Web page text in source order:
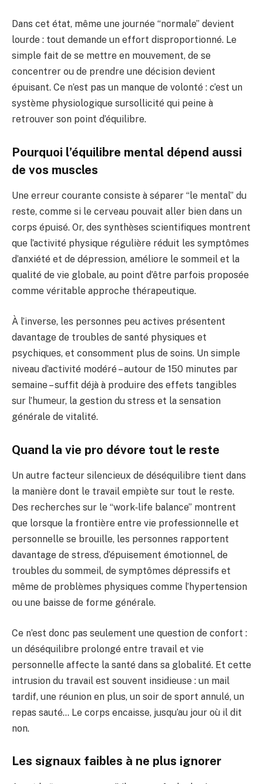
Dans cet état, même une journée “normale” devient
lourde : tout demande un effort disproportionné. Le
simple fait de se mettre en mouvement, de se
concentrer ou de prendre une décision devient
épuisant. Ce n’est pas un manque de volonté : c’est un
système physiologique sursollicité qui peine à
retrouver son point d’équilibre.
Pourquoi l’équilibre mental dépend aussi
de vos muscles
Une erreur courante consiste à séparer “le mental” du
reste, comme si le cerveau pouvait aller bien dans un
corps épuisé. Or, des synthèses scientifiques montrent
que l’activité physique régulière réduit les symptômes
d’anxiété et de dépression, améliore le sommeil et la
qualité de vie globale, au point d’être parfois proposée
comme véritable approche thérapeutique.
À l’inverse, les personnes peu actives présentent
davantage de troubles de santé physiques et
psychiques, et consomment plus de soins. Un simple
niveau d’activité modéré – autour de 150 minutes par
semaine – suffit déjà à produire des effets tangibles
sur l’humeur, la gestion du stress et la sensation
générale de vitalité.
Quand la vie pro dévore tout le reste
Un autre facteur silencieux de déséquilibre tient dans
la manière dont le travail empiète sur tout le reste.
Des recherches sur le “work‑life balance” montrent
que lorsque la frontière entre vie professionnelle et
personnelle se brouille, les personnes rapportent
davantage de stress, d’épuisement émotionnel, de
troubles du sommeil, de symptômes dépressifs et
même de problèmes physiques comme l’hypertension
ou une baisse de forme générale.
Ce n’est donc pas seulement une question de confort :
un déséquilibre prolongé entre travail et vie
personnelle affecte la santé dans sa globalité. Et cette
intrusion du travail est souvent insidieuse : un mail
tardif, une réunion en plus, un soir de sport annulé, un
repas sauté… Le corps encaisse, jusqu’au jour où il dit
non.
Les signaux faibles à ne plus ignorer